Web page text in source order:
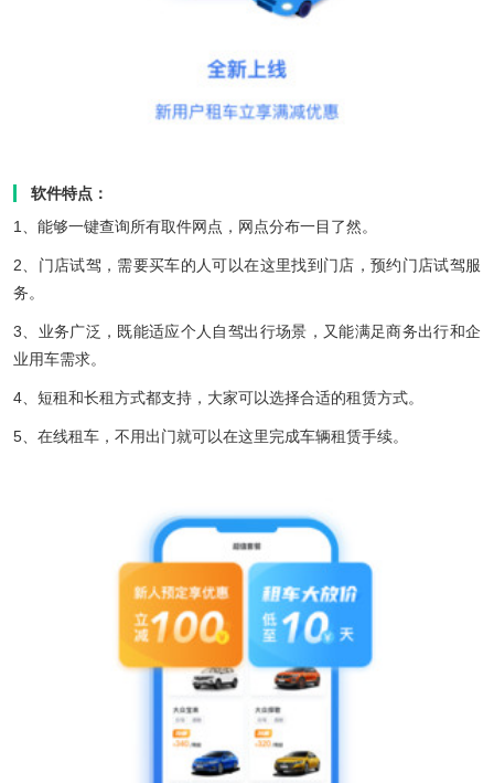
软件特点：
1、能够一键查询所有取件网点，网点分布一目了然。
2、门店试驾，需要买车的人可以在这里找到门店，预约门店试驾服
务。
3、业务广泛，既能适应个人自驾出行场景，又能满足商务出行和企
业用车需求。
4、短租和长租方式都支持，大家可以选择合适的租赁方式。
5、在线租车，不用出门就可以在这里完成车辆租赁手续。